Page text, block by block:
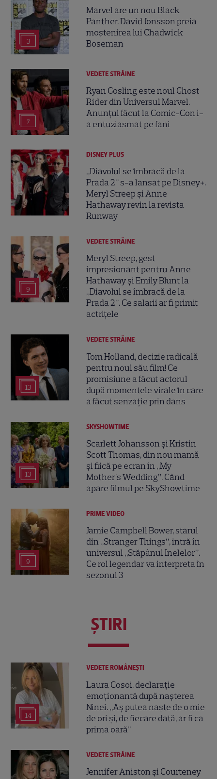
3
Marvel are un nou Black
Panther. David Jonsson preia
moștenirea lui Chadwick
Boseman
7
VEDETE STRĂINE
Ryan Gosling este noul Ghost
Rider din Universul Marvel.
Anunțul făcut la Comic-Con i-
a entuziasmat pe fani
DISNEY PLUS
„Diavolul se îmbracă de la
Prada 2” s-a lansat pe Disney+.
Meryl Streep și Anne
Hathaway revin la revista
Runway
9
VEDETE STRĂINE
Meryl Streep, gest
impresionant pentru Anne
Hathaway și Emily Blunt la
„Diavolul se îmbracă de la
Prada 2”. Ce salarii ar fi primit
actrițele
13
VEDETE STRĂINE
Tom Holland, decizie radicală
pentru noul său film! Ce
promisiune a făcut actorul
după momentele virale în care
a făcut senzație prin dans
13
SKYSHOWTIME
Scarlett Johansson și Kristin
Scott Thomas, din nou mamă
și fiică pe ecran în „My
Mother's Wedding”. Când
apare filmul pe SkyShowtime
9
PRIME VIDEO
Jamie Campbell Bower, starul
din „Stranger Things”, intră în
universul „Stăpânul Inelelor”.
Ce rol legendar va interpreta în
sezonul 3
ŞTIRI
14
VEDETE ROMÂNEŞTI
Laura Cosoi, declarație
emoționantă după nașterea
Ninei. „Aș putea naște de o mie
de ori și, de fiecare dată, ar fi ca
prima oară”
VEDETE STRĂINE
Jennifer Aniston și Courteney